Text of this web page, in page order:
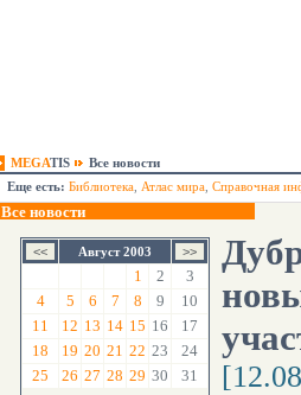
MEGATIS
Все новости
Еще есть: Библиотека Атлас мира Справочная
Все новости
Август 2003
1 2
3
4
5 6 7 8 9
10
11
12 13 14 15 16
17
18
19 20 21 22 23
24
25
26 27 28 29 30 31